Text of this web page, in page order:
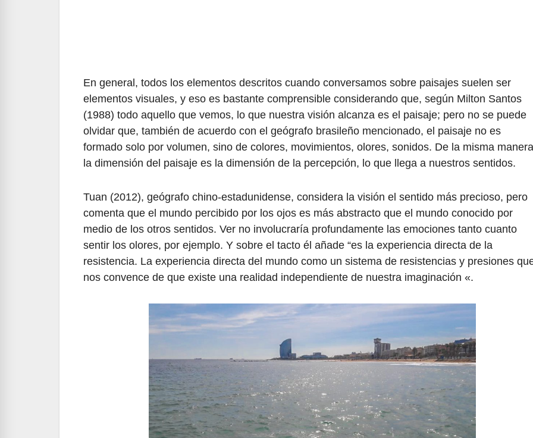
En general, todos los elementos descritos cuando conversamos sobre paisajes suelen ser
elementos visuales, y eso es bastante comprensible considerando que, según Milton Santos
(1988) todo aquello que vemos, lo que nuestra visión alcanza es el paisaje; pero no se puede
olvidar que, también de acuerdo con el geógrafo brasileño mencionado, el paisaje no es
formado solo por volumen, sino de colores, movimientos, olores, sonidos. De la misma
la dimensión del paisaje es la dimensión de la percepción, lo que llega a nuestros sentidos.
Tuan (2012), geógrafo chino-estadunidense, considera la visión el sentido más precioso, pero
comenta que el mundo percibido por los ojos es más abstracto que el mundo conocido por
medio de los otros sentidos. Ver no involucraría profundamente las emociones tanto cuanto
sentir los olores, por ejemplo. Y sobre el tacto él añade “es la experiencia directa de la
resistencia. La experiencia directa del mundo como un sistema de resistencias y presiones
nos convence de que existe una realidad independiente de nuestra imaginación «.